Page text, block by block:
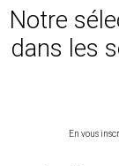
Notre
dans les
En vous